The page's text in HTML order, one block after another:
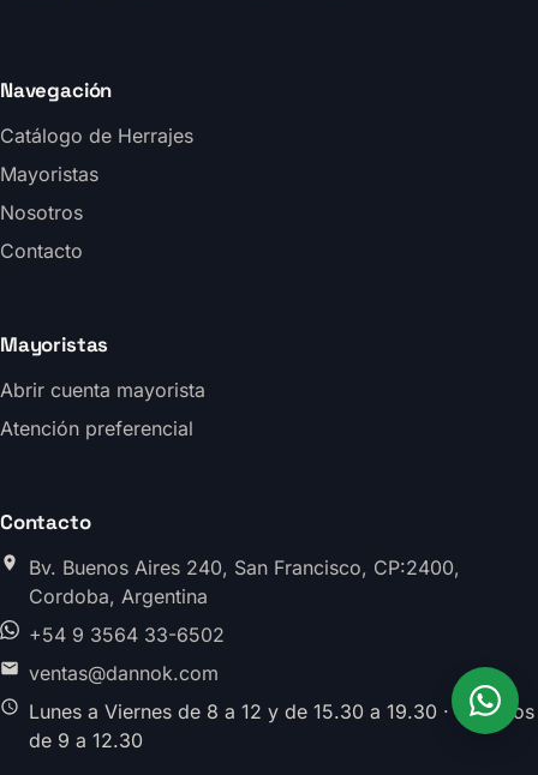
Navegación
Catálogo de Herrajes
Mayoristas
Nosotros
Contacto
Mayoristas
Abrir cuenta mayorista
Atención preferencial
Contacto
Bv. Buenos Aires 240, San Francisco, CP:2400,
Cordoba, Argentina
+54 9 3564 33-6502
ventas@dannok.com
Lunes a Viernes de 8 a 12 y de 15.30 a 19.30 · Sabados
de 9 a 12.30